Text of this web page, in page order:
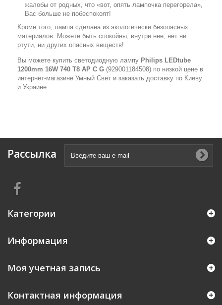
жалобы от родных, что «вот, опять лампочка перегорела»,
Вас больше не побеспокоят!
Кроме того, лампа сделана из экологически безопасных
материалов. Можете быть спокойны, внутри нее, нет ни
ртути, ни других опасных веществ!
Вы можете купить светодиодную лампу Philips LEDtube
1200mm 16W 740 T8 AP C G (929001184508) по низкой цене в
интернет-магазине Умный Свет и заказать доставку по Киеву
и Украине.
Рассылка
Категории
Информация
Моя учетная запись
Контактная информация